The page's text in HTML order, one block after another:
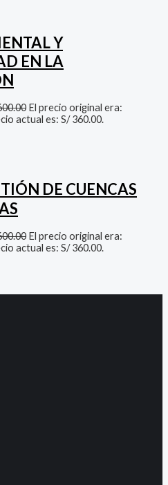
Y
EN LA
El precio original era:
actual es: S/ 360.00.
DE CUENCAS
El precio original era:
actual es: S/ 360.00.